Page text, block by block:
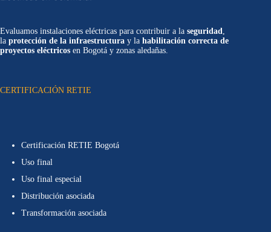
Evaluamos instalaciones eléctricas para contribuir a la seguridad
la protección de la infraestructura y la habilitación correcta de
proyectos eléctricos en Bogotá y zonas aledañas.
CERTIFICACIÓN RETIE
Certificación RETIE Bogotá
Uso final
Uso final especial
Distribución asociada
Transformación asociada